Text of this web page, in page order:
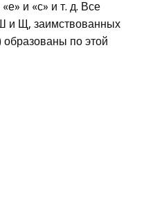
и «с» и т. д. Все
и Щ, заимствованных
образованы по этой